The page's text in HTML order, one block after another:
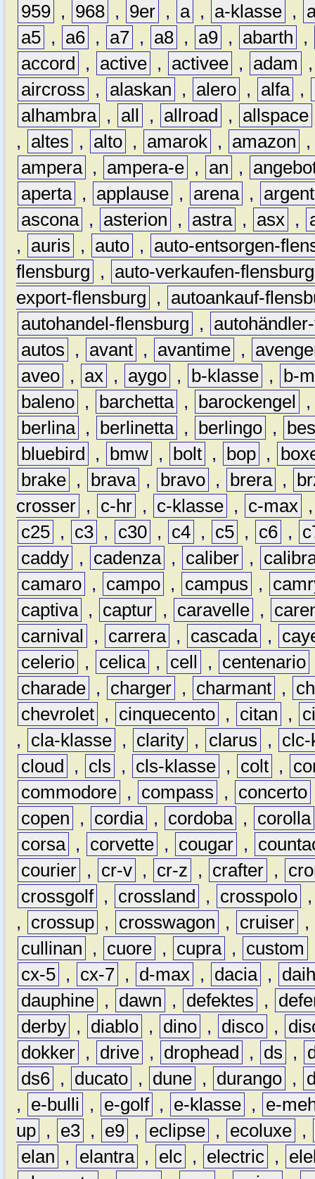
959 , 968 , 9er , a , a-klasse ,
a5 , a6 , a7 , a8 , a9 , abarth
,
accord
, active , activee , adam
aircross
, alaskan , alero , alfa ,
alhambra , all , allroad , allspace
,
altes , alto , amarok , amazon
ampera , ampera-e , an ,
aperta , applause , arena ,
ascona , asterion , astra , asx ,
,
auris , auto ,
auto-entsorgen-
flensburg
,
auto-verkaufen-flensburg
export-flensburg
,
autoankauf-
autohandel-flensburg
,
autos
, avant , avantime ,
aveo , ax , aygo , b-klasse ,
b-
baleno , barchetta , barockengel
berlina , berlinetta , berlingo ,
bluebird
, bmw , bolt , bop ,
brake , brava , bravo , brera ,
crosser , c-hr , c-klasse , c-max
c25 , c3 , c30 , c4 , c5 , c6 ,
caddy , cadenza , caliber ,
camaro , campo , campus ,
captiva , captur , caravelle ,
carnival
, carrera , cascada ,
celerio , celica , cell , centenario
charade , charger , charmant ,
chevrolet , cinquecento , citan ,
,
cla-klasse , clarity , clarus ,
clc-
cloud
, cls , cls-klasse , colt ,
commodore , compass , concerto
copen
, cordia , cordoba ,
corolla
corsa , corvette , cougar ,
courier , cr-v , cr-z , crafter ,
crossgolf , crossland , crosspolo
,
crossup , crosswagon , cruiser ,
cullinan
, cuore , cupra , custom
cx-5 , cx-7 , d-max , dacia ,
dauphine , dawn , defektes ,
derby , diablo , dino , disco ,
dokker , drive , drophead , ds ,
ds6 , ducato , dune , durango ,
,
e-bulli , e-golf , e-klasse ,
e-
up , e3 , e9 , eclipse , ecoluxe ,
elan
, elantra , elc , electric ,